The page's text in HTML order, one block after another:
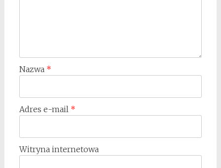
Nazwa *
Adres e-mail *
Witryna internetowa